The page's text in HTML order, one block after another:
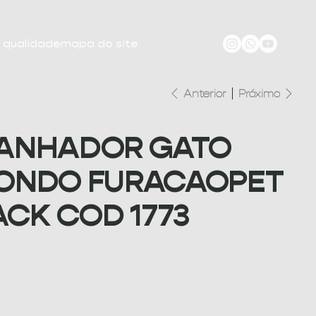
mapa do site
Anterior Próximo
GATO
FURACAOPET
COD 1773